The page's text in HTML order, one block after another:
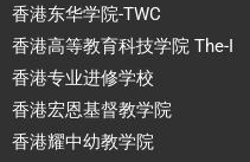
香港东华学院-TWC
香港高等教育科技学院 The-I
香港专业进修学校
香港宏恩基督教学院
香港耀中幼教学院